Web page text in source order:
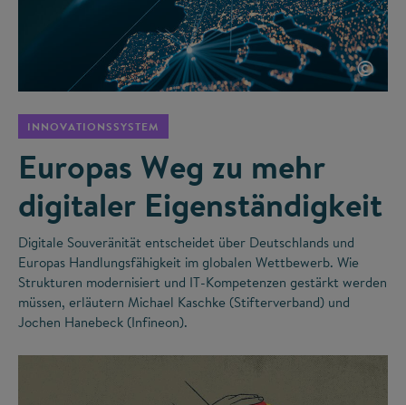
©
INNOVATIONSSYSTEM
Europas Weg zu mehr
digitaler Eigenständigkeit
Digitale Souveränität entscheidet über Deutschlands und
Europas Handlungsfähigkeit im globalen Wettbewerb. Wie
Strukturen modernisiert und IT-Kompetenzen gestärkt werden
müssen, erläutern Michael Kaschke (Stifterverband) und
Jochen Hanebeck (Infineon).